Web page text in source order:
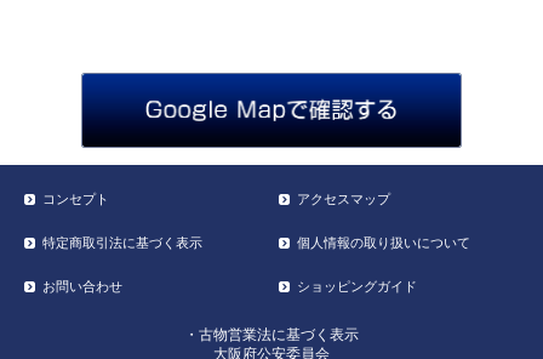
コンセプト アクセスマップ
特定商取引法に基づく表示 個人情報の取り扱いについて
お問い合わせ ショッピングガイド
・古物営業法に基づく表示
大阪府公安委員会